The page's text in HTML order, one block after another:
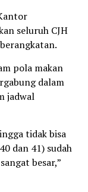
seluruh CJH
pola makan
dalam
jadwal
tidak bisa
dan 41) sudah
besar,”